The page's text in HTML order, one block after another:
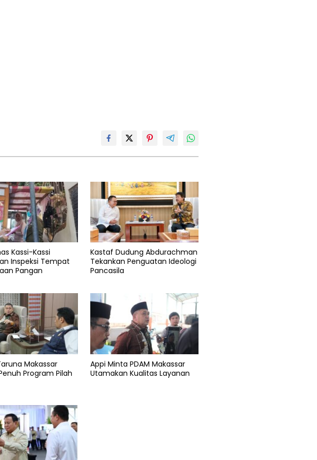
Kassi-Kassi
Inspeksi Tempat
Pangan
Kastaf Dudung Abdurachman
Tekankan Penguatan Ideologi
Pancasila
Makassar
Program Pilah
Appi Minta PDAM Makassar
Utamakan Kualitas Layanan